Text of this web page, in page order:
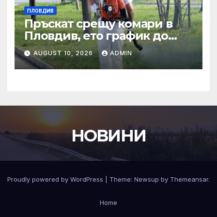
ПЛОВДИВ
Пръскат срещу комари в
Пловдив, ето график до
края на август
AUGUST 10, 2026 ADMIN
НОВИНИ
Proudly powered by WordPress Theme: Newsup by Themeansar.
Home